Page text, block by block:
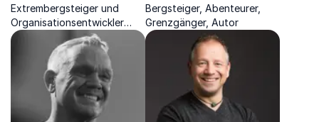
Extrembergsteiger und
Organisationsentwickler
zeigt mit dem Bergsteigen-
Prinzip, wie Ihr Unternehmen
hoch hinaus kommt
Bergsteiger, Abenteurer,
Grenzgänger, Autor